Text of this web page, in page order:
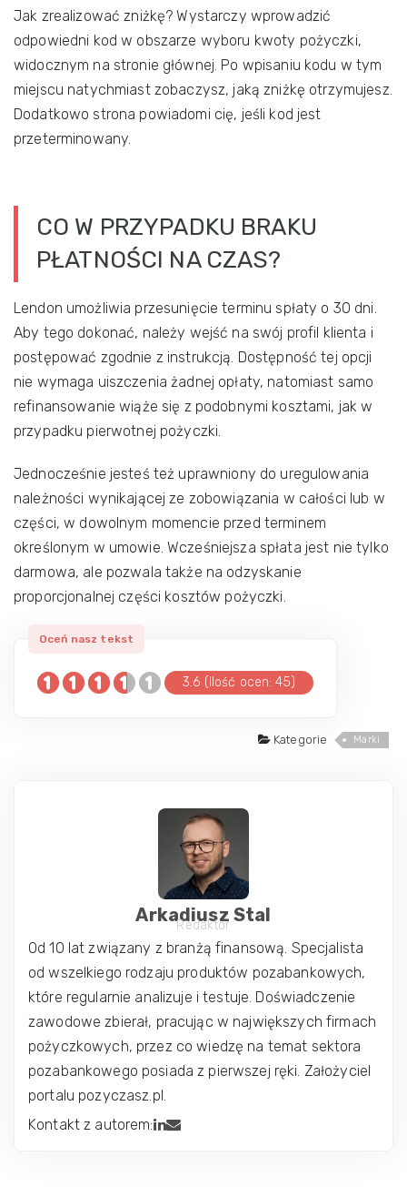
Jak zrealizować zniżkę? Wystarczy wprowadzić
odpowiedni kod w obszarze wyboru kwoty pożyczki,
widocznym na stronie głównej. Po wpisaniu kodu w tym
miejscu natychmiast zobaczysz, jaką zniżkę otrzymujesz.
Dodatkowo strona powiadomi cię, jeśli kod jest
przeterminowany.
CO W PRZYPADKU BRAKU
PŁATNOŚCI NA CZAS?
Lendon umożliwia przesunięcie terminu spłaty o 30 dni.
Aby tego dokonać, należy wejść na swój profil klienta i
postępować zgodnie z instrukcją. Dostępność tej opcji
nie wymaga uiszczenia żadnej opłaty, natomiast samo
refinansowanie wiąże się z podobnymi kosztami, jak w
przypadku pierwotnej pożyczki.
Jednocześnie jesteś też uprawniony do uregulowania
należności wynikającej ze zobowiązania w całości lub w
części, w dowolnym momencie przed terminem
określonym w umowie. Wcześniejsza spłata jest nie tylko
darmowa, ale pozwala także na odzyskanie
proporcjonalnej części kosztów pożyczki.
3.6 (Ilość ocen: 45)
Kategorie Marki
Arkadiusz Stal
Redaktor
Od 10 lat związany z branżą finansową. Specjalista
od wszelkiego rodzaju produktów pozabankowych,
które regularnie analizuje i testuje. Doświadczenie
zawodowe zbierał, pracując w największych firmach
pożyczkowych, przez co wiedzę na temat sektora
pozabankowego posiada z pierwszej ręki. Założyciel
portalu pozyczasz.pl.
Kontakt z autorem: